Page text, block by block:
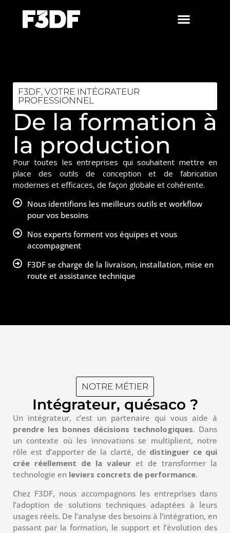
F3DF, VOTRE INTÉGRATEUR
PROFESSIONNEL
De la formation à
la production
Pour toutes les entreprises qui souhaitent mettre en
place des outils de conception et de fabrication
modernes et efficaces, de façon globale et cohérente.
Nous identifions les meilleurs outils et workflow
pour vos besoins
Nos experts forment vos équipes et vous
accompagnent
F3DF se charge de la livraison, installation, mise en
route et assistance technique
NOTRE MÉTIER
Intégrateur, quésaco ?
Un intégrateur, c’est un partenaire qui vous aide à
prendre les bonnes décisions technologiques. Dans
un contexte où les innovations se multiplient, notre
rôle est d’apporter de la clarté, de distinguer ce qui
crée réellement de la valeur et de transformer la
technologie en leviers concrets de performance.
Chez F3DF, nous accompagnons les entreprises dans
l’adoption de solutions techniques adaptées à leurs
usages réels. De l’analyse des besoins à l’intégration, en
passant par la formation, le support et l’évolution des